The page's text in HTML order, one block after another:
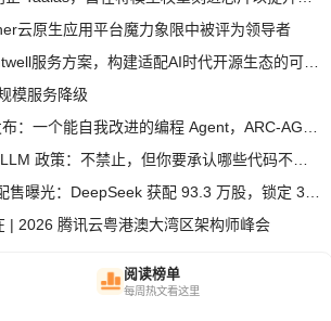
云原生应用平台魔力象限中被评为领导者
模服务降级
| 2026 腾讯云粤港澳大湾区架构师峰会
阅读榜单
每周热文看这里